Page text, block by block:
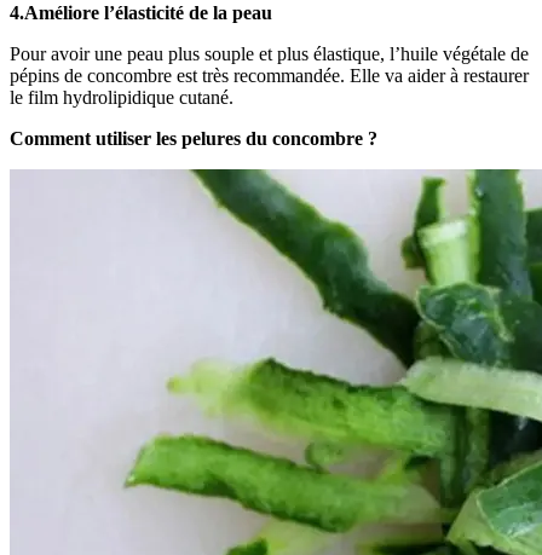
4.Améliore l’élasticité de la peau
Pour avoir une peau plus souple et plus élastique, l’huile végétale de
pépins de concombre est très recommandée. Elle va aider à restaurer
le film hydrolipidique cutané.
Comment utiliser les pelures du concombre ?